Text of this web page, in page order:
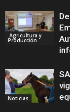
Agricultura y
Producción
Noticias